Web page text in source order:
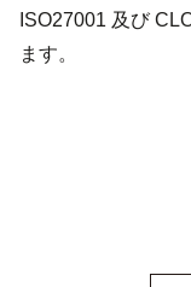
ISO27001 及び
ます。